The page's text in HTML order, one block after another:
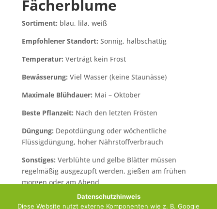
Fächerblume
Sortiment: blau, lila, weiß
Empfohlener Standort: Sonnig, halbschattig
Temperatur: Verträgt kein Frost
Bewässerung: Viel Wasser (keine Staunässe)
Maximale Blühdauer: Mai – Oktober
Beste Pflanzeit: Nach den letzten Frösten
Düngung: Depotdüngung oder wöchentliche
Flüssigdüngung, hoher Nährstoffverbrauch
Sonstiges: Verblühte und gelbe Blätter müssen
regelmäßig ausgezupft werden, gießen am frühen
morgen oder am Abend
Datenschutzhinweis
Diese Website nutzt externe Komponenten wie z. B. Google